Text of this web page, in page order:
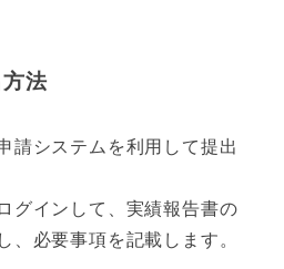
法
請システムを利用して提出
グインして、実績報告書の
、必要事項を記載します。